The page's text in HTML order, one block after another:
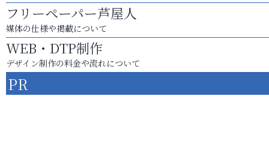
フリーペーパー芦屋人
媒体の仕様や掲載について
WEB・DTP制作
デザイン制作の料金や流れについて
PR